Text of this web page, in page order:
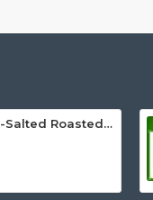
Peanut Non-Salted Roasted (Premium) 250 gm